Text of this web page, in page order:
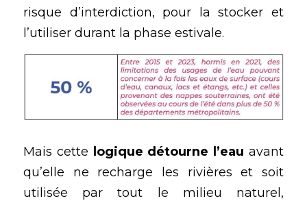
risque d’interdiction, pour la stocker et
l’utiliser durant la phase estivale.
Mais cette logique détourne l’eau avant
qu’elle ne recharge les rivières et soit
utilisée par tout le milieu naturel,